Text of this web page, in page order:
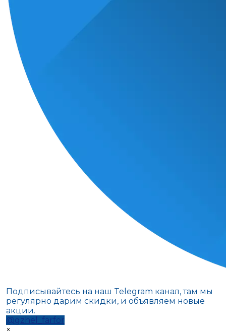
Подписывайтесь на наш Telegram канал, там мы
регулярно дарим скидки, и объявляем новые
акции.
@gzhel_farfor
×